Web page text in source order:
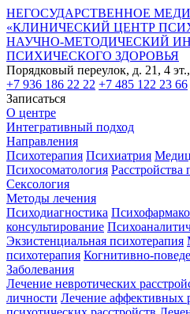
НЕГОСУДАРСТВЕННОЕ
«КЛИНИЧЕСКИЙ ЦЕНТР
НАУЧНО-МЕТОДИЧЕСКИЙ
ПСИХИЧЕСКОГО ЗДОРОВЬЯ
Порядковый переулок, д. 21, 4
+7 936 186 22 22 +7 485 122 23 66
Записаться
О центре
Интегративный подход
Направления
Психотерапия Психиатрия
Психосоматология
Сексология
Методы лечения
Психодиагностика
консультирование
Экзистенциальная психотерапия
психотерапия Когнитивно-
Заболевания
Лечение невротических
личности Лечение аффективных